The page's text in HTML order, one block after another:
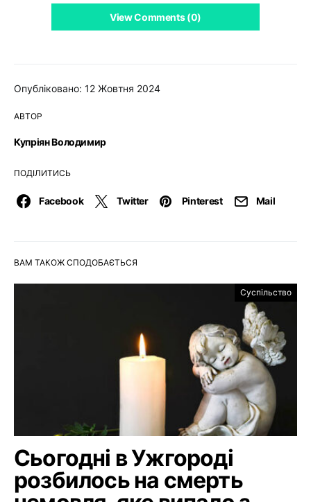
Опубліковано: 12 Жовтня 2024
АВТОР
Купріян Володимир
ПОДІЛИТИСЬ
Facebook Twitter Pinterest Mail
View Comments (0)
ВАМ ТАКОЖ СПОДОБАЄТЬСЯ
Суспільство
Сьогодні в Ужгороді
розбилось на смерть